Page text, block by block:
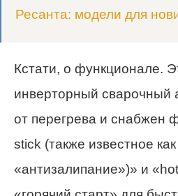
Ресанта: модели для
Кстати, о функционале.
инверторный сварочный
от перегрева и снабжен
stick (также известное как
«антизалипание»)» и